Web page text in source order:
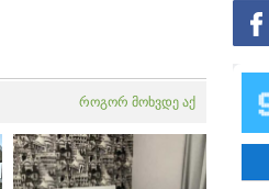
როგორ მოხვდე აქ